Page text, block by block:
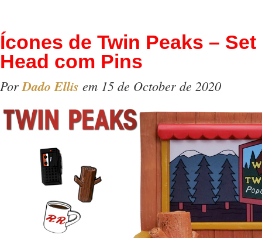
Ícones de Twin Peaks –
Head com Pins
PorDado Ellis em 15 de October de 2020